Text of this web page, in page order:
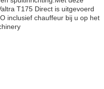
T175 Direct is uitgevoerd
inclusief chauffeur bij u op het